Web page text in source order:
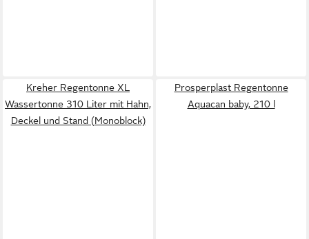
Kreher Regentonne XL
Wassertonne 310 Liter mit Hahn,
Deckel und Stand (Monoblock)
Prosperplast Regentonne
Aquacan baby, 210 l